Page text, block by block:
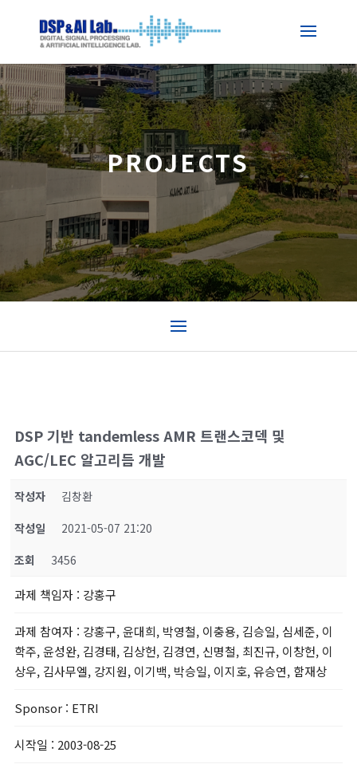
PROJECTS
DSP 기반 tandemless AMR 트랜스코덱 및
AGC/LEC 알고리듬 개발
작성자
김창환
작성일
2021-05-07 21:20
조회
3456
과제 책임자 : 강홍구
과제 참여자 : 강홍구, 윤대희, 박영철, 이충용, 김승일, 심세준, 이
학주, 윤성완, 김경태, 김상헌, 김경연, 신명철, 최진규, 이창헌, 이
상우, 김사무엘, 강지원, 이기백, 박승일, 이지호, 유승연, 함재상
Sponsor : ETRI
시작일 : 2003-08-25